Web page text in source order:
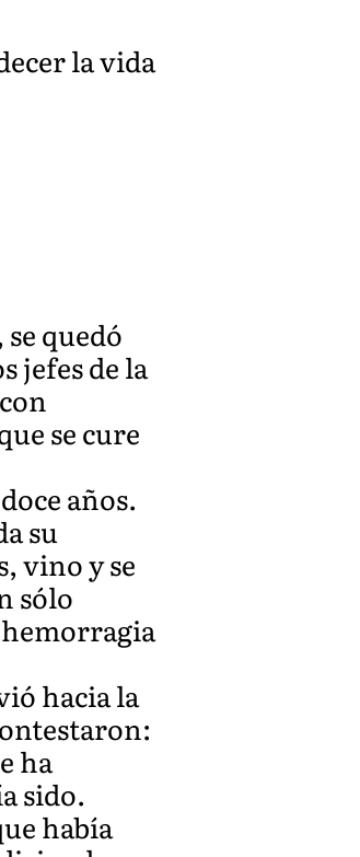
la vida
quedó
jefes de la
se cure
años.
su
vino y se
sólo
hemorragia
hacia la
ha
sido.
había